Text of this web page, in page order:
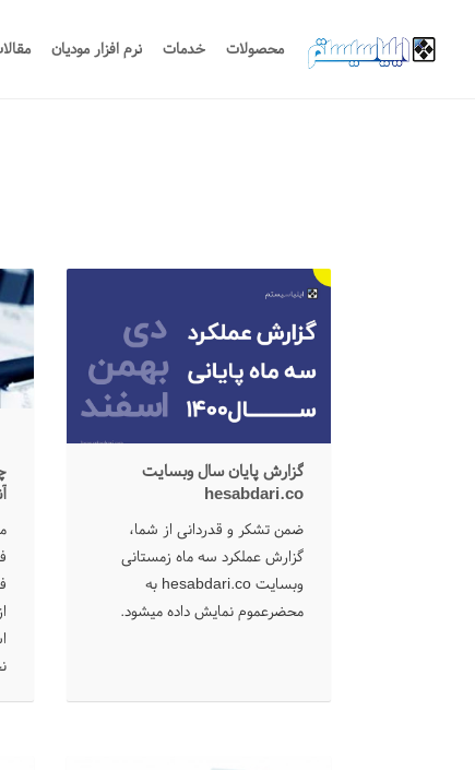
محصولات خدمات نرم افزار مودیان
گزارش پایان سال وبسایت
hesabdari.co
ضمن تشکر و قدردانی از شما،
گزارش عملکرد سه ماه زمستانی
وبسایت hesabdari.co به
محضرعموم نمایش داده میشود.